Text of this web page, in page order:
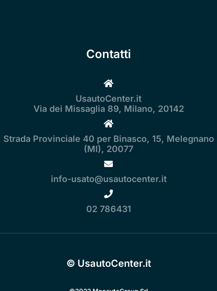
Contatti
UsautoCenter.it
Via dei Missaglia 89, Milano, 20142
Strada Provinciale 40 per Binasco, 15, Melegnano
(MI), 20077
info-usato@usautocenter.it
02 786431
© UsautoCenter.it